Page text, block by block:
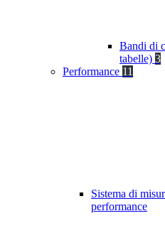
Bandi di
tabelle) 3
Performance 11
Sistema di
performance